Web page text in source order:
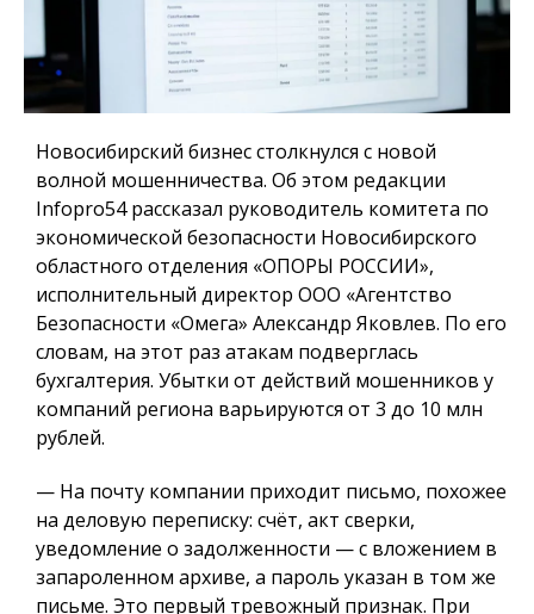
Новосибирский бизнес столкнулся с новой
волной мошенничества. Об этом редакции
Infopro54 рассказал руководитель комитета по
экономической безопасности Новосибирского
областного отделения «ОПОРЫ РОССИИ»,
исполнительный директор ООО «Агентство
Безопасности «Омега» Александр Яковлев. По его
словам, на этот раз атакам подверглась
бухгалтерия. Убытки от действий мошенников у
компаний региона варьируются от 3 до 10 млн
рублей.
— На почту компании приходит письмо, похожее
на деловую переписку: счёт, акт сверки,
уведомление о задолженности — с вложением в
запароленном архиве, а пароль указан в том же
письме. Это первый тревожный признак. При